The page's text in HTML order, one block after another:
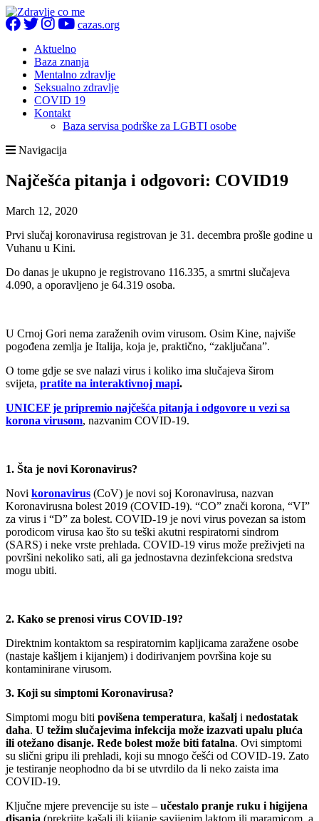
cazas.org
Aktuelno
Baza znanja
Mentalno zdravlje
Seksualno zdravlje
COVID 19
Kontakt
Baza servisa podrške za LGBTI osobe
Navigacija
Najčešća pitanja i odgovori: COVID19
March 12, 2020
Prvi slučaj koronavirusa registrovan je 31. decembra prošle godine u
Vuhanu u Kini.
Do danas je ukupno je registrovano 116.335, a smrtni slučajeva
4.090, a oporavljeno je 64.319 osoba.
U Crnoj Gori nema zaraženih ovim virusom. Osim Kine, najviše
pogođena zemlja je Italija, koja je, praktično, “zaključana”.
O tome gdje se sve nalazi virus i koliko ima slučajeva širom
svijeta, pratite na interaktivnoj mapi.
UNICEF je pripremio najčešća pitanja i odgovore u vezi sa
korona virusom, nazvanim COVID-19.
1. Šta je novi Koronavirus?
Novi koronavirus (CoV) je novi soj Koronavirusa, nazvan
Koronavirusna bolest 2019 (COVID-19). “CO” znači korona, “VI”
za virus i “D” za bolest. COVID-19 je novi virus povezan sa istom
porodicom virusa kao što su teški akutni respiratorni sindrom
(SARS) i neke vrste prehlada. COVID-19 virus može preživjeti na
površini nekoliko sati, ali ga jednostavna dezinfekciona sredstva
mogu ubiti.
2. Kako se prenosi virus COVID-19?
Direktnim kontaktom sa respiratornim kapljicama zaražene osobe
(nastaje kašljem i kijanjem) i dodirivanjem površina koje su
kontaminirane virusom.
3. Koji su simptomi Koronavirusa?
Simptomi mogu biti povišena temperatura, kašalj i nedostatak
daha. U težim slučajevima infekcija može izazvati upalu pluća
ili otežano disanje. Ređe bolest može biti fatalna. Ovi simptomi
su slični gripu ili prehladi, koji su mnogo češći od COVID-19. Zato
je testiranje neophodno da bi se utvrdilo da li neko zaista ima
COVID-19.
Ključne mjere prevencije su iste – učestalo pranje ruku i higijena
disanja (prekrijte kašalj ili kijanje savijenim laktom ili maramicom, a